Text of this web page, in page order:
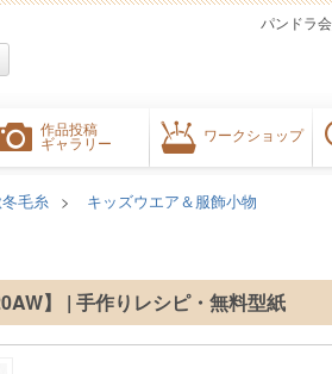
作品投稿
ギャラリー
ワークショップ
パンドラ
毛糸
キッズウエア＆服飾小物
】 | 手作りレシピ・無料型紙